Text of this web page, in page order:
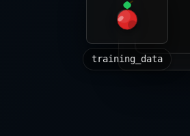
training_data